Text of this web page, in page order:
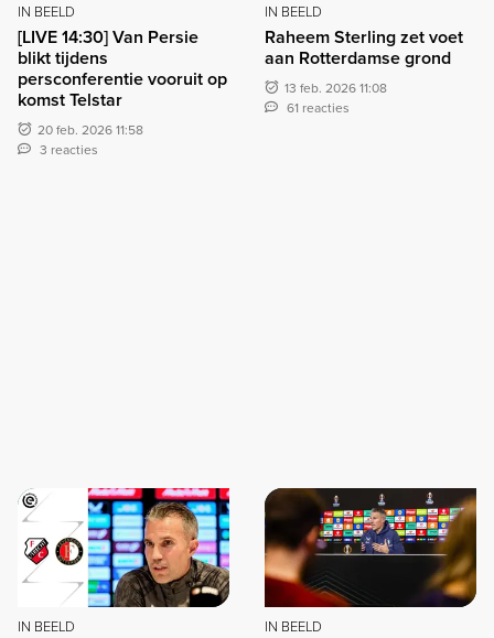
IN BEELD
[LIVE 14:30] Van Persie
blikt tijdens
persconferentie vooruit op
komst Telstar
20 feb. 2026 11:58
3 reacties
IN BEELD
Raheem Sterling zet voet
aan Rotterdamse grond
13 feb. 2026 11:08
61 reacties
IN BEELD IN BEELD